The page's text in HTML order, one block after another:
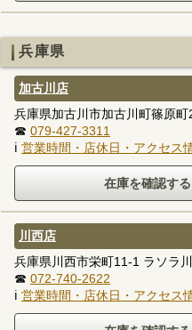
兵庫県
加古川店
兵庫県加古川市加古川町篠原
☎ 079-427-3311
ℹ 営業時間・店休日・アクセス
川西店
兵庫県川西市栄町11-1 ラソラ
☎ 072-740-2622
ℹ 営業時間・店休日・アクセス